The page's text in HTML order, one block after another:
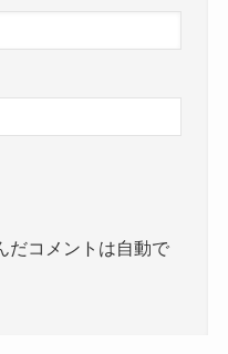
だコメントは自動で